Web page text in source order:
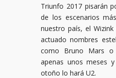
Triunfo 2017 pisarán
de los escenarios
nuestro país, el
actuado nombres
como Bruno Mars o
apenas unos meses
otoño lo hará U2.